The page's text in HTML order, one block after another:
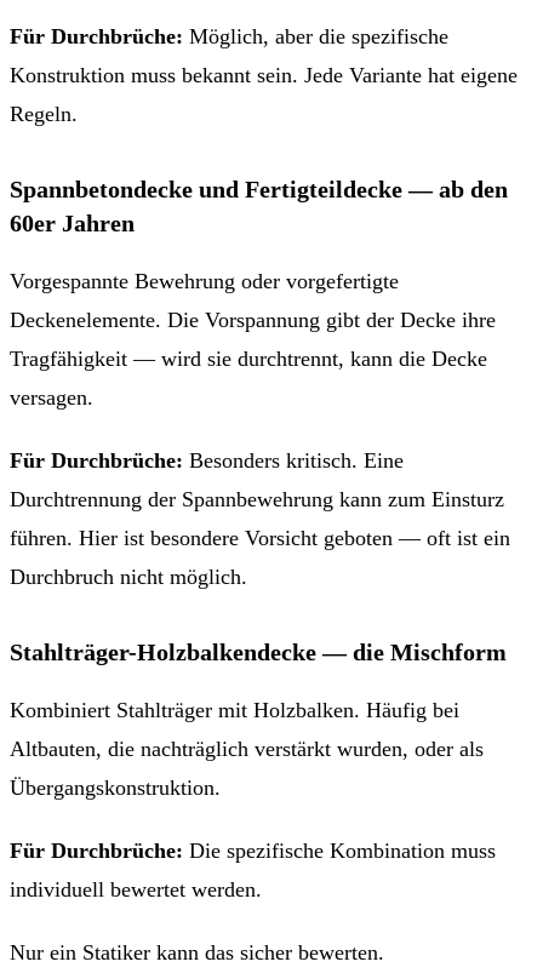
Für Durchbrüche: Möglich, aber die spezifische
Konstruktion muss bekannt sein. Jede Variante hat eigene
Regeln.
Spannbetondecke und Fertigteildecke — ab den
60er Jahren
Vorgespannte Bewehrung oder vorgefertigte
Deckenelemente. Die Vorspannung gibt der Decke ihre
Tragfähigkeit — wird sie durchtrennt, kann die Decke
versagen.
Für Durchbrüche: Besonders kritisch. Eine
Durchtrennung der Spannbewehrung kann zum Einsturz
führen. Hier ist besondere Vorsicht geboten — oft ist ein
Durchbruch nicht möglich.
Stahlträger-Holzbalkendecke — die Mischform
Kombiniert Stahlträger mit Holzbalken. Häufig bei
Altbauten, die nachträglich verstärkt wurden, oder als
Übergangskonstruktion.
Für Durchbrüche: Die spezifische Kombination muss
individuell bewertet werden.
Nur ein Statiker kann das sicher bewerten.